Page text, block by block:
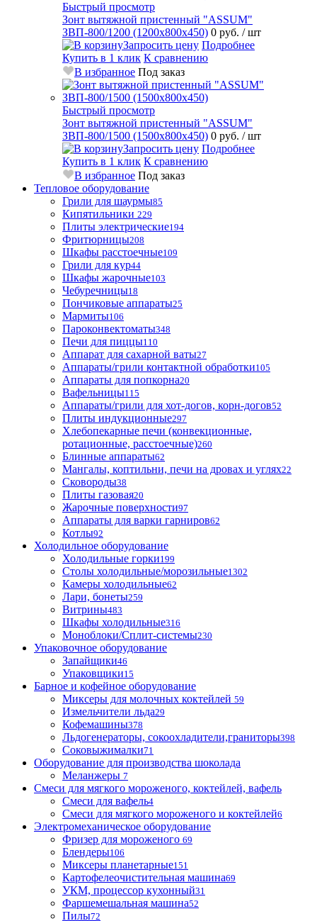
Быстрый просмотр
Зонт вытяжной пристенный "ASSUM"
ЗВП-800/1200 (1200х800х450) 0 руб. / шт
Запросить цену Подробнее
Купить в 1 клик К сравнению
В избранное Под заказ
Быстрый просмотр
Зонт вытяжной пристенный "ASSUM"
ЗВП-800/1500 (1500х800х450) 0 руб. / шт
Запросить цену Подробнее
Купить в 1 клик К сравнению
В избранное Под заказ
Тепловое оборудование
Грили для шаурмы85
Кипятильники 229
Плиты электрические194
Фритюрницы208
Шкафы расстоечные109
Грили для кур44
Шкафы жарочные103
Чебуречницы18
Пончиковые аппараты25
Мармиты106
Пароконвектоматы348
Печи для пиццы110
Аппарат для сахарной ваты27
Аппараты/грили контактной обработки105
Аппараты для попкорна20
Вафельницы115
Аппараты/грили для хот-догов, корн-догов52
Плиты индукционные297
Хлебопекарные печи (конвекционные,
ротационные, расстоечные)260
Блинные аппараты62
Мангалы, коптильни, печи на дровах и углях22
Сковороды38
Плиты газовая20
Жарочные поверхности97
Аппараты для варки гарниров62
Котлы92
Холодильное оборудование
Холодильные горки199
Столы холодильные/морозильные1302
Камеры холодильные62
Лари, бонеты259
Витрины483
Шкафы холодильные316
Моноблоки/Сплит-системы230
Упаковочное оборудование
Запайщики46
Упаковщики15
Барное и кофейное оборудование
Миксеры для молочных коктейлей 59
Измельчители льда29
Кофемашины378
Льдогенераторы, сокоохладители,граниторы398
Соковыжималки71
Оборудование для производства шоколада
Меланжеры 7
Смеси для мягкого мороженого, коктейлей, вафель
Смеси для вафель4
Смеси для мягкого мороженого и коктейлей6
Электромеханическое оборудование
Фризер для мороженого 69
Блендеры106
Миксеры планетарные151
Картофелеочистительная машина69
УКМ, процессор кухонный31
Фаршемешальная машина52
Пилы72